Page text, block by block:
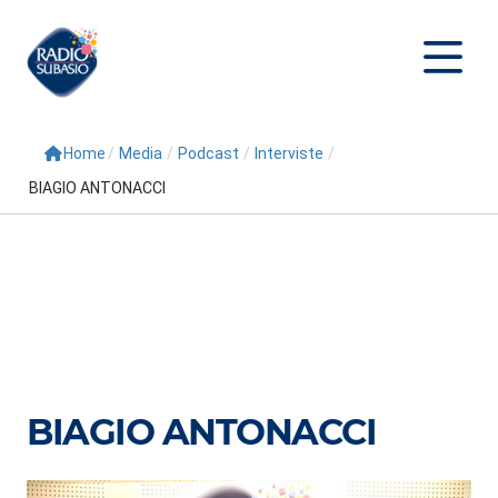
Cerca
Conduttori
Home / Media / Podcast / Interviste /
BIAGIO ANTONACCI
BIAGIO ANTONACCI